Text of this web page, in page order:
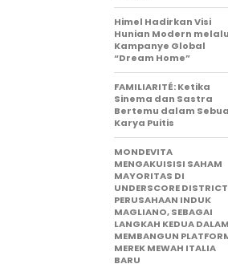
Himel Hadirkan Visi
Hunian Modern
Kampanye Global
“Dream Home”
FAMILIARITÉ: Ketika
Sinema dan Sastra
Bertemu dalam
Karya Puitis
MONDEVITA
MENGAKUISISI SAHAM
MAYORITAS DI
UNDERSCORE
PERUSAHAAN INDUK
MAGLIANO, SEBAGAI
LANGKAH KEDUA DALAM
MEMBANGUN
MEREK MEWAH ITALIA
BARU